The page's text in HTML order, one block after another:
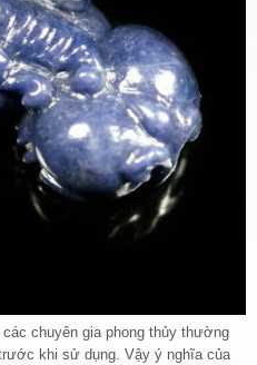
chuyên gia phong thủy thường
khi sử dụng. Vậy ý nghĩa của